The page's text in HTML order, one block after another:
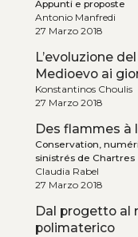
Appunti e proposte
Antonio Manfredi
27 Marzo 2018
L’evoluzione
Medioevo ai
Konstantinos Choulis
27 Marzo 2018
Des flammes à
Conservation,
sinistrés de Chartres
Claudia Rabel
27 Marzo 2018
Dal progetto al
polimaterico